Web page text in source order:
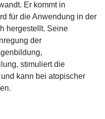
Er kommt in
für die Anwendung in der
hergestellt. Seine
der
stimuliert die
kann bei atopischer